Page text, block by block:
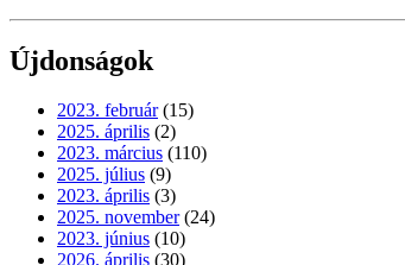
Újdonságok
2023. február (15)
2025. április (2)
2023. március (110)
2025. július (9)
2023. április (3)
2025. november (24)
2023. június (10)
2026. április (30)